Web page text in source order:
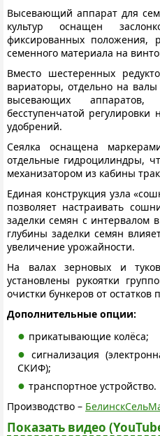
Высевающий аппарат для
культур оснащен
фиксированных положения,
семенного материала на
Вместо шестеренных
вариаторы, отдельно на
высевающих
бесступенчатой
удобрений.
Сеялка оснащена
отдельные гидроцилиндры,
механизатором из кабины
Единая конструкция узла
позволяет настраивать
заделки семян с интервалом
глубины заделки семян
увеличение урожайности.
На валах зерновых и
установлены рукоятки
очистки бункеров от остатков
Дополнительные опции:
прикатывающие колёса;
сигнализация
СКИФ);
транспортное устройство.
Производство –
Показать видео